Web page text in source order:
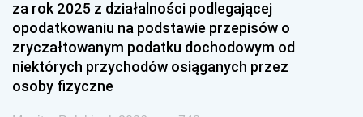
za rok 2025 z działalności podlegającej
opodatkowaniu na podstawie przepisów o
zryczałtowanym podatku dochodowym od
niektórych przychodów osiąganych przez
osoby fizyczne